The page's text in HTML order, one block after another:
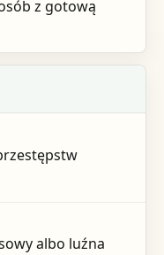
z gotową
albo luźna